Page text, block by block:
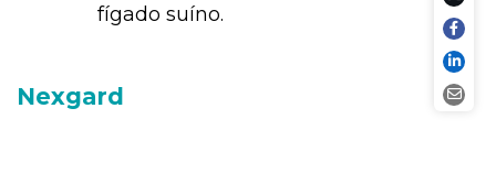
fígado suíno.
Nexgard